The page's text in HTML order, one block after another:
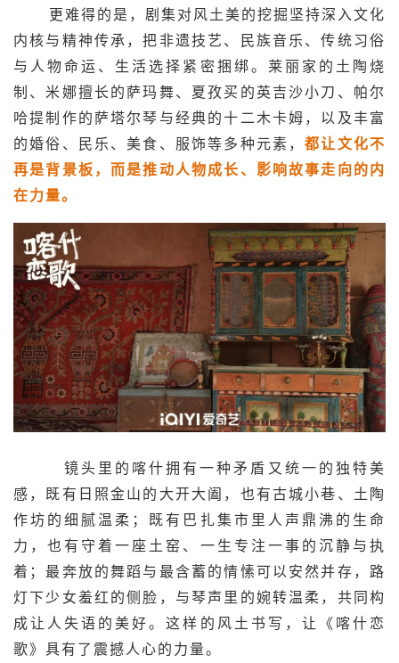
更难得的是，剧集对风土美的挖掘坚持深入文化
内核与精神传承，把非遗技艺、民族音乐、传统习俗
与人物命运、生活选择紧密捆绑。莱丽家的土陶烧
制、米娜擅长的萨玛舞、夏孜买的英吉沙小刀、帕尔
哈提制作的萨塔尔琴与经典的十二木卡姆，以及丰富
的婚俗、民乐、美食、服饰等多种元素，都让文化不
再是背景板，而是推动人物成长、影响故事走向的内
在力量。
镜头里的喀什拥有一种矛盾又统一的独特美
感，既有日照金山的大开大阖，也有古城小巷、土陶
作坊的细腻温柔；既有巴扎集市里人声鼎沸的生命
力，也有守着一座土窑、一生专注一事的沉静与执
着；最奔放的舞蹈与最含蓄的情愫可以安然并存，路
灯下少女羞红的侧脸，与琴声里的婉转温柔，共同构
成让人失语的美好。这样的风土书写，让《喀什恋
歌》具有了震撼人心的力量。